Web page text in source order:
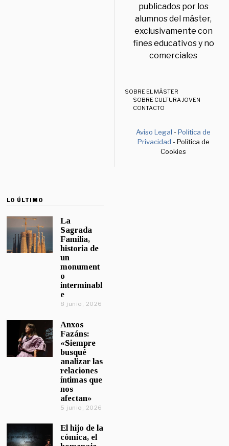
publicados por los
alumnos del máster,
exclusivamente con
fines educativos y no
comerciales
SOBRE EL MÁSTER
SOBRE CULTURA JOVEN
CONTACTO
Aviso Legal -Política de
Privacidad - Política de
Cookies
LO ÚLTIMO
La
Sagrada
Familia,
historia de
un
monument
o
interminabl
e
8 junio, 2026
Anxos
Fazáns:
«Siempre
busqué
analizar las
relaciones
íntimas que
nos
afectan»
5 junio, 2026
El hijo de la
cómica, el